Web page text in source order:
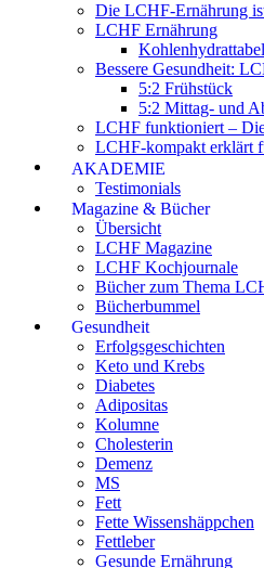
Die LCHF-Ernährung
LCHF Ernährung
Bessere Gesundheit:
5:2 Frühstück
5:2 Mittag- und
LCHF funktioniert –
LCHF-kompakt erklärt
AKADEMIE
Testimonials
Magazine & Bücher
Übersicht
LCHF Magazine
LCHF Kochjournale
Bücher zum Thema
Bücherbummel
Gesundheit
Erfolgsgeschichten
Keto und Krebs
Diabetes
Adipositas
Kolumne
Cholesterin
Demenz
MS
Fett
Fette Wissenshäppchen
Fettleber
Gesunde Ernährung